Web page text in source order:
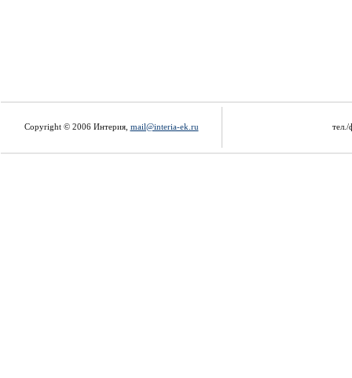
Copyright © 2006 Интерия, mail@interia-ek.ru